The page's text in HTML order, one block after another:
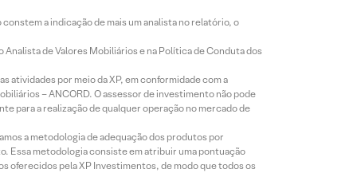
a indicação de mais um analista no relatório, o
de Valores Mobiliários e na Política de Conduta dos
atividades por meio da XP, em conformidade com a
– ANCORD. O assessor de investimento não pode
para a realização de qualquer operação no mercado de
a metodologia de adequação dos produtos por
Essa metodologia consiste em atribuir uma pontuação
oferecidos pela XP Investimentos, de modo que todos os